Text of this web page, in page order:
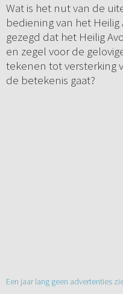
Wat is het nut van de
bediening van het
gezegd dat het Heilig
en zegel voor de
tekenen tot versterking
de betekenis gaat?
Een jaar lang geen advertenties